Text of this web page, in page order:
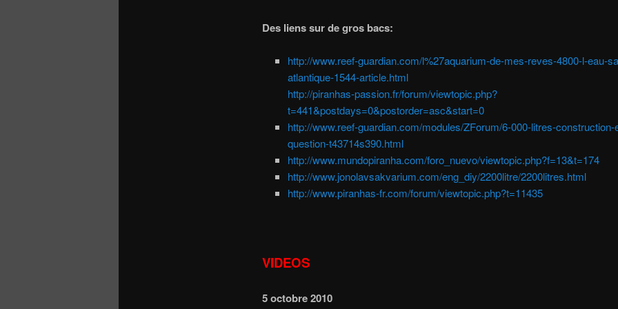
Des liens sur de gros bacs:
http://www.reef-guardian.com/l%27aquarium-de-mes-reves-4800-l-eau-
atlantique-1544-article.html
http://piranhas-passion.fr/forum/viewtopic.php?
t=441&postdays=0&postorder=asc&start=0
http://www.reef-guardian.com/modules/ZForum/6-000-litres-construction-
question-t43714s390.html
http://www.mundopiranha.com/foro_nuevo/viewtopic.php?f=13&t=174
http://www.jonolavsakvarium.com/eng_diy/2200litre/2200litres.html
http://www.piranhas-fr.com/forum/viewtopic.php?t=11435
VIDEOS
5 octobre 2010